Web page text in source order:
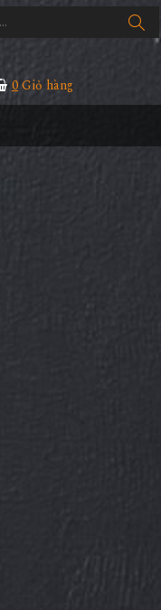
0Giỏ hàng